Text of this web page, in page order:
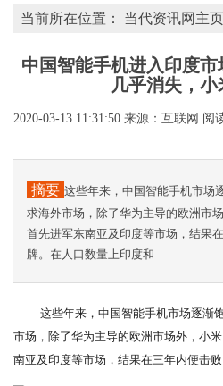
当前所在位置： 当代资讯网主页
中国智能手机进入印度
几乎消失，
2020-03-13 11:31:50 来源：互联网 阅
摘要 这些年来，中国智能手机市场
求海外市场，除了华为主导的欧洲市
首先进军东南亚及印度等市场，结果
牌。在人口数量上印度和
这些年来，中国智能手机市场逐渐
市场，除了华为主导的欧洲市场外，小
南亚及印度等市场，结果在三年内便击败